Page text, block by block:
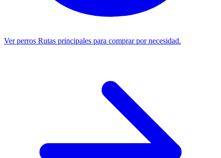
Ver perros Rutas principales para comprar por necesidad.